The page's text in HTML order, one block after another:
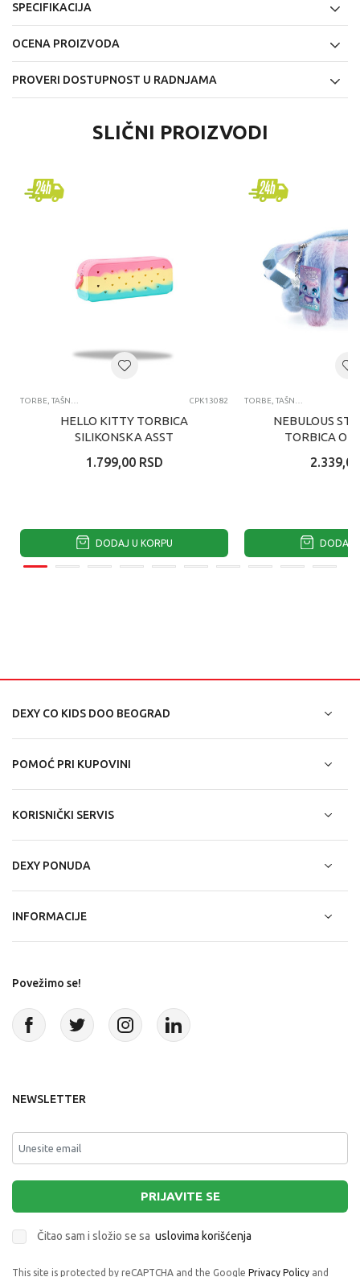
SPECIFIKACIJA
OCENA PROIZVODA
PROVERI DOSTUPNOST U RADNJAMA
SLIČNI PROIZVODI
CPK13082
HELLO KITTY TORBICA
SILIKONSKA ASST
1.799,00 RSD
DODAJ U KORPU
NEBULOUS
TORBICA
2.339,00
DODAJ
DEXY CO KIDS DOO BEOGRAD
POMOĆ PRI KUPOVINI
KORISNIČKI SERVIS
DEXY PONUDA
INFORMACIJE
Povežimo se!
NEWSLETTER
PRIJAVITE SE
Čitao sam i složio se sa uslovima korišćenja
This site is protected by reCAPTCHA and the Google Privacy Policy and